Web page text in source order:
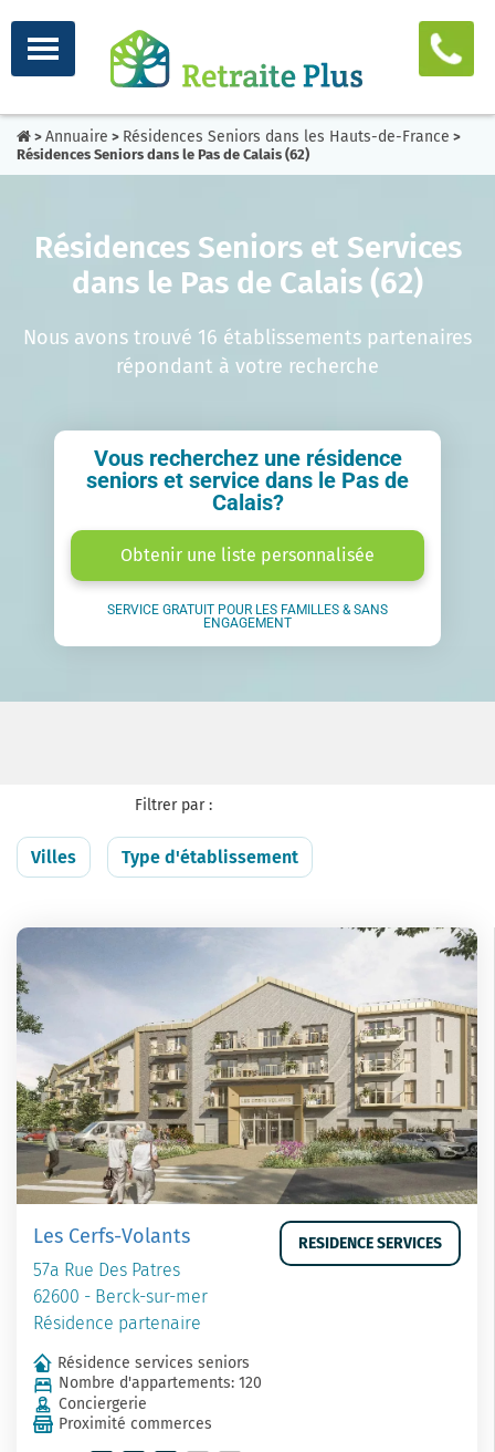
> Annuaire > Résidences Seniors dans les Hauts-de-France >
Résidences Seniors dans le Pas de Calais (62)
Résidences Seniors et Services
dans le Pas de Calais (62)
Nous avons trouvé 16 établissements partenaires
répondant à votre recherche
Vous recherchez une résidence
seniors et service dans le Pas de
Calais?
Obtenir une liste personnalisée
SERVICE GRATUIT POUR LES FAMILLES & SANS
ENGAGEMENT
Filtrer par :
Villes Type d'établissement
Les Cerfs-Volants
57a Rue Des Patres
62600 - Berck-sur-mer
Résidence partenaire
RESIDENCE SERVICES
Résidence services seniors
Nombre d'appartements: 120
Conciergerie
Proximité commerces